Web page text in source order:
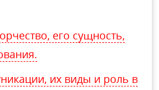
его сущность,
их виды и роль в